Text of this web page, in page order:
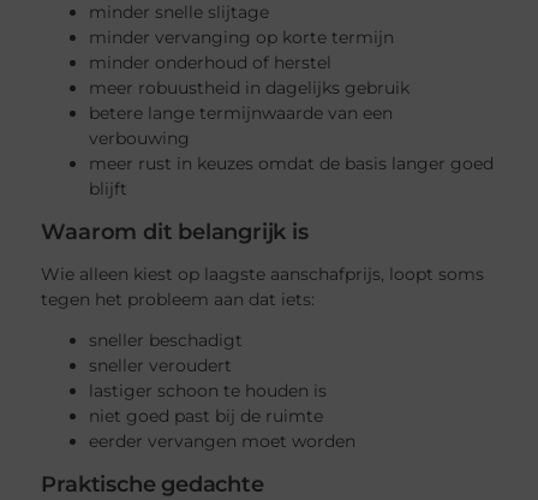
minder snelle slijtage
minder vervanging op korte termijn
minder onderhoud of herstel
meer robuustheid in dagelijks gebruik
betere lange termijnwaarde van een
verbouwing
meer rust in keuzes omdat de basis langer goed
blijft
Waarom dit belangrijk is
Wie alleen kiest op laagste aanschafprijs, loopt soms
tegen het probleem aan dat iets:
sneller beschadigt
sneller veroudert
lastiger schoon te houden is
niet goed past bij de ruimte
eerder vervangen moet worden
Praktische gedachte